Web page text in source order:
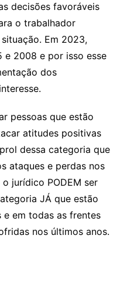
decisões favoráveis
o trabalhador
Em 2023,
e 2008 e por isso esse
dos
pessoas que estão
atitudes positivas
dessa categoria que
ataques e perdas nos
jurídico PODEM ser
JÁ que estão
em todas as frentes
nos últimos anos.